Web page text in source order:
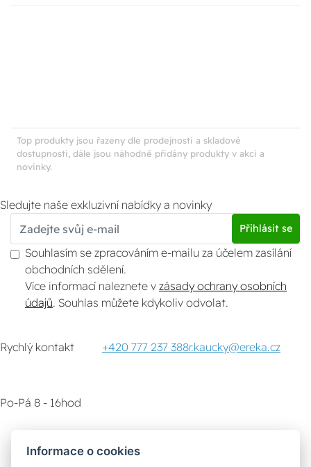
Top produkty jsou řazeny dle prodejnosti a skladové
dostupnosti, dále jsou náhodně přidány produkty v akci a
novinky.
Sledujte naše exkluzivní nabídky a novinky
Přihlásit se
Souhlasím se zpracováním e-mailu za účelem zasílání
obchodních sdělení.
Více informací naleznete v zásady ochrany osobních
údajů . Souhlas můžete kdykoliv odvolat.
Rychlý kontakt +420 777 237 388r.kaucky@ereka.cz
Po-Pá 8 - 16hod
Informace o cookies